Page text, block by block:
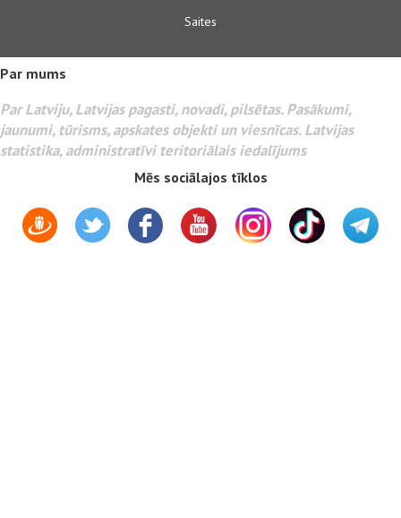
Saites
Par mums
Par Latviju, Latvijas pagasti, novadi, pilsētas. Pasākumi,
jaunumi, tūrisms, apskates objekti un viesnīcas. Latvijas
statistika, administratīvi teritoriālais iedalījums
Mēs sociālajos tīklos